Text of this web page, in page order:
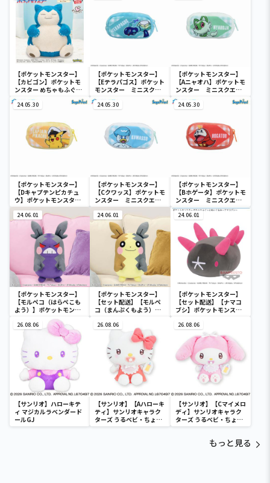
【ポケットモンスター】
【カビゴン】ポケットモ
ンスター めちゃもふぐっ
と ほっこりいやされぬい
ぐるみ～カビゴン～
【ポケットモンスター】
【Eテラパゴス】ポケット
モンスター ミニスクエ
アポーチ
【ポケットモンスター】
【Aニャオハ】ポケットモ
ンスター ミニスクエア
ポーチ
24.05.30
【ポケットモンスター】
【Dキャプテンピカチュ
ウ】ポケットモンスタ
ー ミニスクエアポーチ
24.05.30
【ポケットモンスター】
【Cクワッス】ポケットモ
ンスター ミニスクエア
ポーチ
24.05.30
【ポケットモンスター】
【Bホゲータ】ポケットモ
ンスター ミニスクエア
ポーチ
24.06.01
【ポケットモンスター】
【モルペコ（はらぺこも
よう）】ポケットモンス
ター めちゃもふぐっとぬ
いぐるみ～モルペコ（は
らぺこもよう）～
24.06.01
【ポケットモンスター】
【セット配送】【モルペ
コ（まんぷくもよう）】
ゃもふぐっとぬいぐるみ
～モルペコ（まんぷくも
24.06.01
【ポケットモンスター】
【セット配送】【ナマコ
ブシ】ポケットモンスタ
ぐるみ～ナマコブシ～
26.08.06
【サンリオ】ハローキテ
ィ マジカルラベンダード
ールGJ
26.08.06
【サンリオ】【Aハローキ
ティ】サンリオキャラク
ターズ うるベビ・ちょい
デカドール
26.08.06
【サンリオ】【Cマイメロ
ディ】サンリオキャラク
ターズ うるベビ・ちょい
デカドール
もっと見る